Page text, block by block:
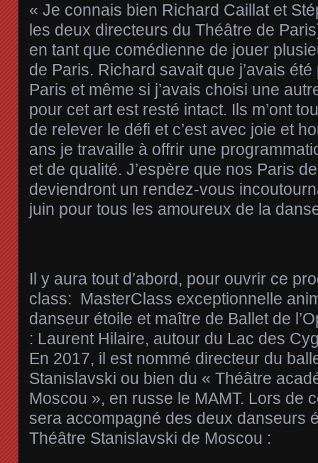
« Je connais bien Richard Caillat et
les deux directeurs du Théâtre de
en tant que comédienne de jouer
de Paris. Richard savait que j’avais été
Paris et même si j’avais choisi une
pour cet art est resté intact. Ils m’ont
de relever le défi et c’est avec joie et
ans je travaille à offrir une
et de qualité. J’espère que nos Paris
deviendront un rendez-vous
juin pour tous les amoureux de la
Il y aura tout d’abord, pour ouvrir ce
class: MasterClass exceptionnelle
danseur étoile et maître de Ballet de
: Laurent Hilaire, autour du Lac des
En 2017, il est nommé directeur du
Stanislavski ou bien du « Théâtre
Moscou », en russe le MAMT. Lors de
sera accompagné des deux danseurs
Théâtre Stanislavski de Moscou :